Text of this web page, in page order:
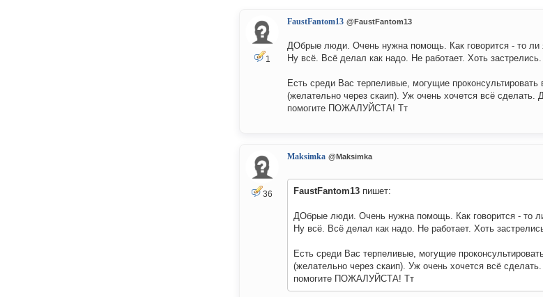
1
FaustFantom13 @FaustFantom13
ДОбрые люди. Очень нужна помощь. Как говорится - то ли
Ну всё. Всё делал как надо. Не работает. Хоть застрелись.
Есть среди Вас терпеливые, могущие проконсультировать
(желательно через скаип). Уж очень хочется всё
помогите ПОЖАЛУЙСТА! Тт
36
Maksimka @Maksimka
FaustFantom13 пишет:
ДОбрые люди. Очень нужна помощь. Как говорится - то
Ну всё. Всё делал как надо. Не работает. Хоть
Есть среди Вас терпеливые, могущие
(желательно через скаип). Уж очень хочется всё
помогите ПОЖАЛУЙСТА! Тт